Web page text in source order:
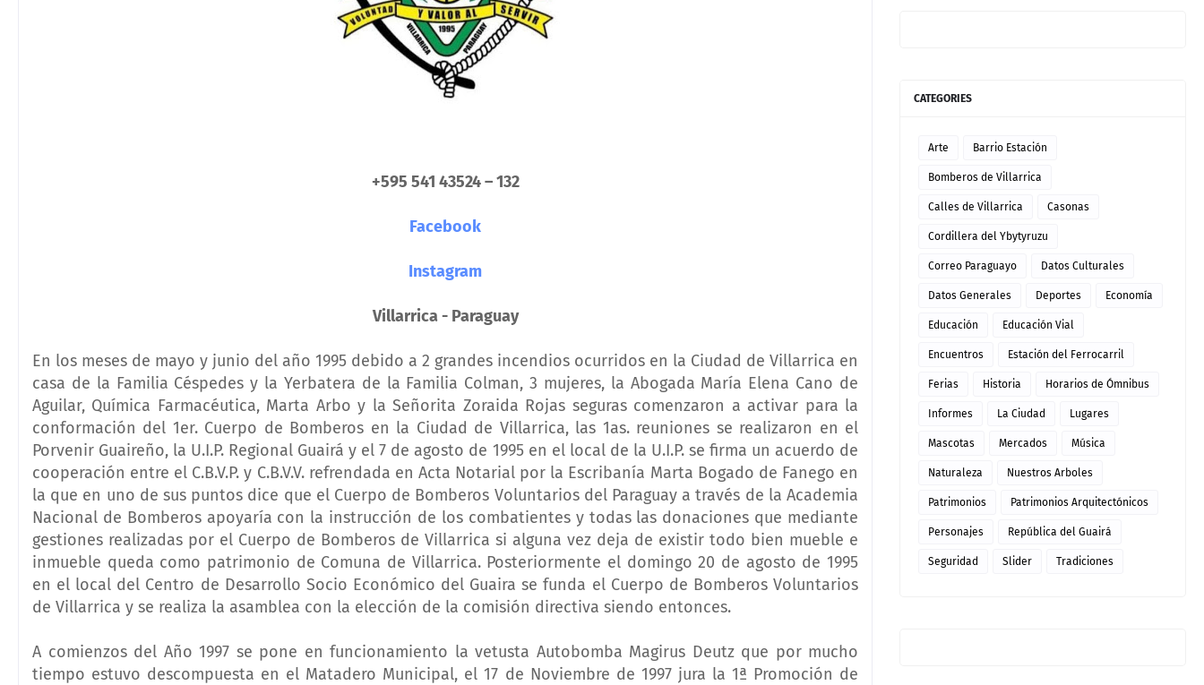
+595 541 43524 – 132
Facebook
Instagram
Villarrica - Paraguay
En los meses de mayo y junio del año 1995 debido a 2 grandes incendios ocurridos en la Ciudad de Villarrica en
casa de la Familia Céspedes y la Yerbatera de la Familia Colman, 3 mujeres, la Abogada María Elena Cano de
Aguilar, Química Farmacéutica, Marta Arbo y la Señorita Zoraida Rojas seguras comenzaron a activar para la
conformación del 1er. Cuerpo de Bomberos en la Ciudad de Villarrica, las 1as. reuniones se realizaron en el
Porvenir Guaireño, la U.I.P. Regional Guairá y el 7 de agosto de 1995 en el local de la U.I.P. se firma un acuerdo de
cooperación entre el C.B.V.P. y C.B.V.V. refrendada en Acta Notarial por la Escribanía Marta Bogado de Fanego en
la que en uno de sus puntos dice que el Cuerpo de Bomberos Voluntarios del Paraguay a través de la Academia
Nacional de Bomberos apoyaría con la instrucción de los combatientes y todas las donaciones que mediante
gestiones realizadas por el Cuerpo de Bomberos de Villarrica si alguna vez deja de existir todo bien mueble e
inmueble queda como patrimonio de Comuna de Villarrica. Posteriormente el domingo 20 de agosto de 1995
en el local del Centro de Desarrollo Socio Económico del Guaira se funda el Cuerpo de Bomberos Voluntarios
de Villarrica y se realiza la asamblea con la elección de la comisión directiva siendo entonces.
A comienzos del Año 1997 se pone en funcionamiento la vetusta Autobomba Magirus Deutz que por mucho
tiempo estuvo descompuesta en el Matadero Municipal, el 17 de Noviembre de 1997 jura la 1ª Promoción de
CATEGORIES
Arte Barrio Estación
Bomberos de Villarrica
Calles de Villarrica Casonas
Cordillera del Ybytyruzu
Correo Paraguayo Datos Culturales
Datos Generales Deportes Economía
Educación Educación Vial
Encuentros Estación del Ferrocarril
Ferias Historia Horarios de Ómnibus
Informes La Ciudad Lugares
Mascotas Mercados Música
Naturaleza Nuestros Arboles
Patrimonios Patrimonios Arquitectónicos
Personajes República del Guairá
Seguridad Slider Tradiciones